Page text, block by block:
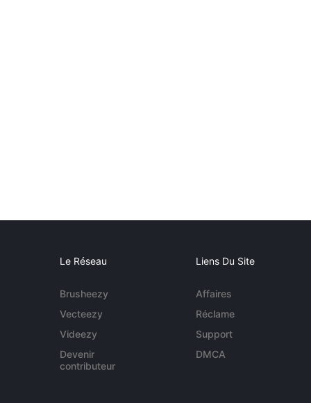
Le Réseau
Brusheezy
Vecteezy
Videezy
Devenir
contributeur
Liens Du Site
Affaires
Réclame
Support
DMCA